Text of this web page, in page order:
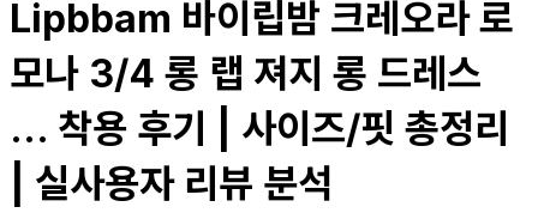
Lipbbam 바이립밤 크레오라 로
모나 3/4 롱 랩 져지 롱 드레스
... 착용 후기 | 사이즈/핏 총정리
| 실사용자 리뷰 분석